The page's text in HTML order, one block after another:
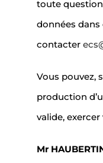
toute
données dans
contacter
Vous pouvez,
production
valide,
Mr